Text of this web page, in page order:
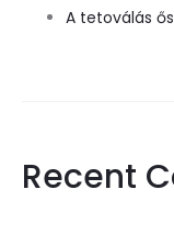
A tetoválás
Recent